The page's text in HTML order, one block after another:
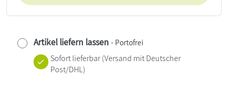
Artikel liefern lassen - Portofrei
Sofort lieferbar(Versand mit Deutscher
Post/DHL)